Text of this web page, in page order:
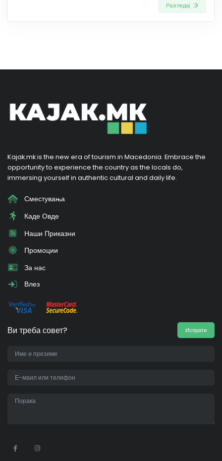
Разгледај
Kajak.mk is the new era of tourism in Macedonia. Embrace the
opportunity to experience the country as the locals do,
immersing yourself in authentic cultural and daily life.
Сместувања
Каде Овде
Наши Приказни
Промоции
За нас
Влез
Ви треба совет? Испрати